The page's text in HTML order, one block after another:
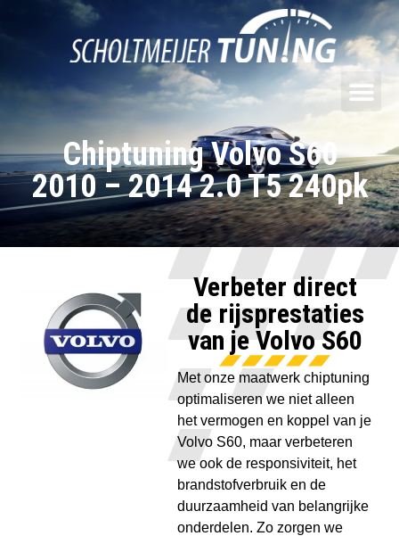
Chiptuning Volvo S60
2010 – 2014 2.0 T5 240pk
Verbeter direct
de rijsprestaties
van je Volvo S60
Met onze maatwerk chiptuning
optimaliseren we niet alleen
het vermogen en koppel van je
Volvo S60, maar verbeteren
we ook de responsiviteit, het
brandstofverbruik en de
duurzaamheid van belangrijke
onderdelen. Zo zorgen we